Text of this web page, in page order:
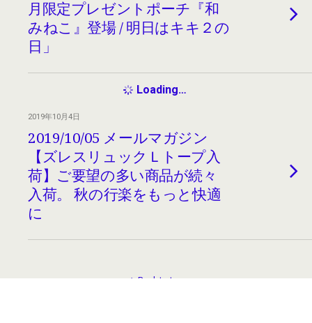
月限定プレゼントポーチ『和
みねこ』登場 / 明日はキキ２の
日」
Loading…
2019/10/05 メールマガジン
【ズレスリュックＬトープ入
荷】ご要望の多い商品が続々
入荷。 秋の行楽をもっと快適
に